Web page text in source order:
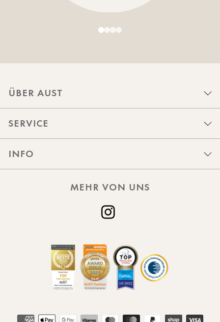
ÜBER AUST
SERVICE
INFO
MEHR VON UNS